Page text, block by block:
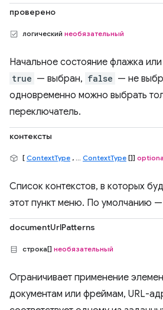
проверено
логический необязательный
Начальное состояние флажка
true — выбран, false — не
одновременно можно выбрать
переключатель.
контексты
[ ContextType , ... ContextType []]
Список контекстов, в которых
этот пункт меню. По умолчанию —
documentUrlPatterns
строка[] необязательный
Ограничивает применение
документам или фреймам, URL-